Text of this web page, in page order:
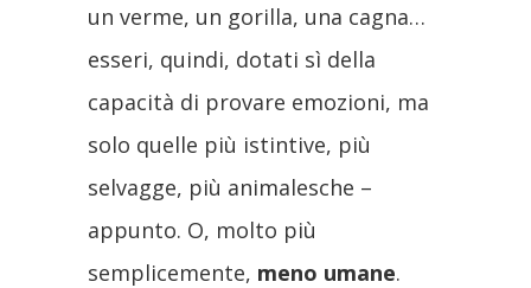
un verme, un gorilla, una cagna…
esseri, quindi, dotati sì della
capacità di provare emozioni, ma
solo quelle più istintive, più
selvagge, più animalesche –
appunto. O, molto più
semplicemente, meno umane.